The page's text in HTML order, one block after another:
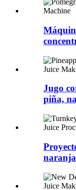
Jugo
piña,